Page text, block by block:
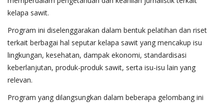
kelapa sawit.
Program ini diselenggarakan dalam bentuk pelatihan dan riset
terkait berbagai hal seputar kelapa sawit yang mencakup isu
lingkungan, kesehatan, dampak ekonomi, standardisasi
keberlanjutan, produk-produk sawit, serta isu-isu lain yang
relevan.
Program yang dilangsungkan dalam beberapa gelombang ini